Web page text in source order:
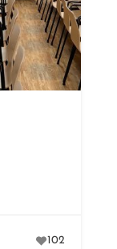
102